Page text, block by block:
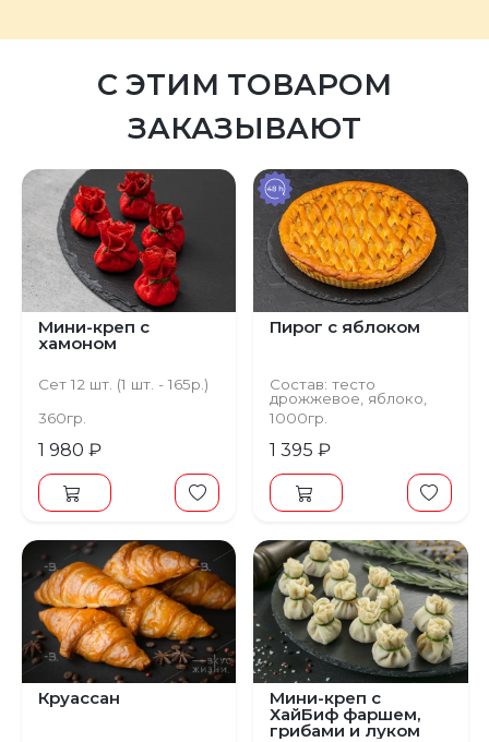
С ЭТИМ ТОВАРОМ
ЗАКАЗЫВАЮТ
Мини-креп с
хамоном
Сет 12 шт. (1 шт. - 165р.)
360гр.
1 980 ₽
Пирог с яблоком
Состав: тесто
дрожжевое, яблоко,
корица
1000гр.
1 395 ₽
Круассан Мини-креп с
ХайБиф фаршем,
грибами и луком